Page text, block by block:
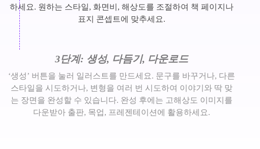
하세요. 원하는 스타일, 화면비, 해상도를 조절하여 책 페이지나
표지 콘셉트에 맞추세요.
3단계: 생성, 다듬기, 다운로드
‘생성’ 버튼을 눌러 일러스트를 만드세요. 문구를 바꾸거나, 다른
스타일을 시도하거나, 변형을 여러 번 시도하여 이야기와 딱 맞
는 장면을 완성할 수 있습니다. 완성 후에는 고해상도 이미지를
다운받아 출판, 목업, 프레젠테이션에 활용하세요.